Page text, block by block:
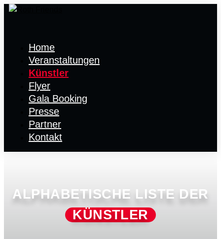
Home
Veranstaltungen
Künstler
Flyer
Gala Booking
Presse
Partner
Kontakt
ALPHABETISCHE LISTE DER
KÜNSTLER